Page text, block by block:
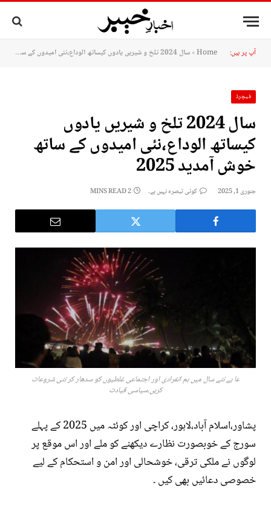
آپ پر ہیں: Home
»سال 2024 تلخ و شیریں یادوں کيساتھ الوداع،نئی امیدوں کے ساتھ خوش آمدید 2025
فیچرڈ
سال 2024 تلخ و شیریں یادوں
کيساتھ الوداع،نئی امیدوں کے ساتھ
خوش آمدید 2025
جنوری 1, 2025 کوئی تبصرہ نہیں ہے۔ 2 MINS READ
عا ہے نئے سال میں ہم انفرادی اور اجتماعی غلطیوں کو سدھار کر نئی شروعات
کریں،سیاسی قیادت
پشاور،اسلام آباد،لاہور، کراچی اور کوئٹہ میں 2025 کے پہلے
سورج کے خوبصورت نظارے دیکھنے کو ملے اور اس موقع پر
لوگوں نے ملکی ترقی، خوشحالی اور امن و استحکام کے لیے
خصوصی دعائیں بھی کیں ۔